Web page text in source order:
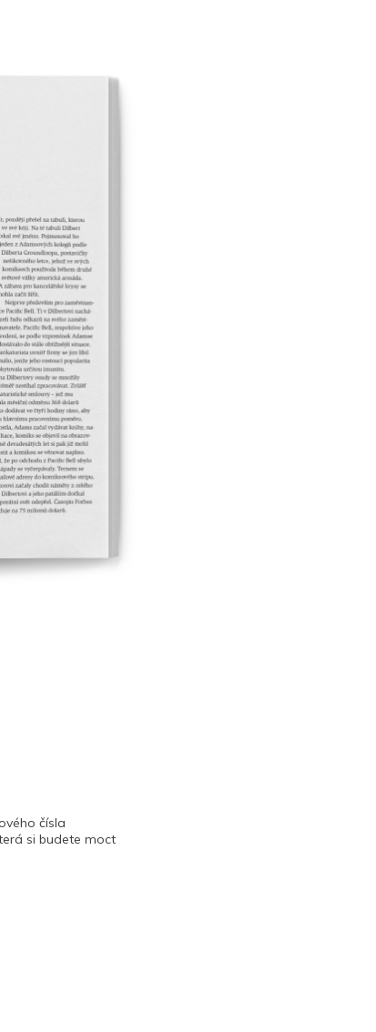
čísla
si budete moct